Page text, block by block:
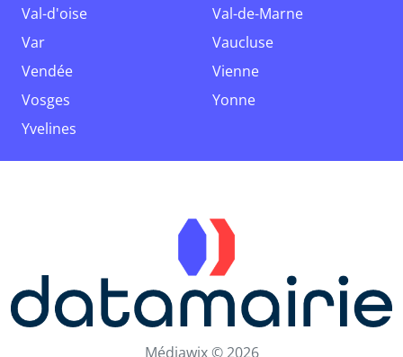
Val-d'oise
Val-de-Marne
Var
Vaucluse
Vendée
Vienne
Vosges
Yonne
Yvelines
Médiawix © 2026